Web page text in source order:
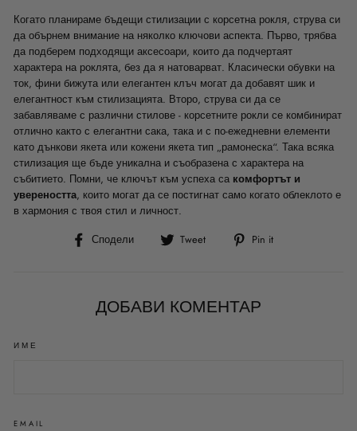
Когато планираме бъдещи стилизации с корсетна рокля, струва си
да обърнем внимание на няколко ключови аспекта. Първо, трябва
да подберем подходящи аксесоари, които да подчертаят
характера на роклята, без да я натоварват. Класически обувки на
ток, фини бижута или елегантен клъч могат да добавят шик и
елегантност към стилизацията. Второ, струва си да се
забавляваме с различни стилове - корсетните рокли се комбинират
отлично както с елегантни сака, така и с по-ежедневни елементи
като дънкови якета или кожени якета тип „рамонеска“. Така всяка
стилизация ще бъде уникална и съобразена с характера на
събитието. Помни, че ключът към успеха са комфортът и
увереността, които могат да се постигнат само когато облеклото е
в хармония с твоя стил и личност.
Сподели
СподелиTweet
Tweet
Pin it
ДОБАВИ КОМЕНТАР
ИМЕ
EMAIL